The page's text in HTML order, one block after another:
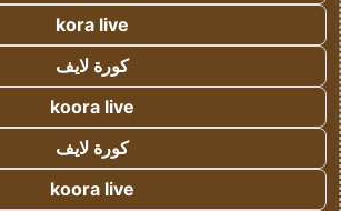
kora live
كورة لايف
koora live
كورة لايف
koora live